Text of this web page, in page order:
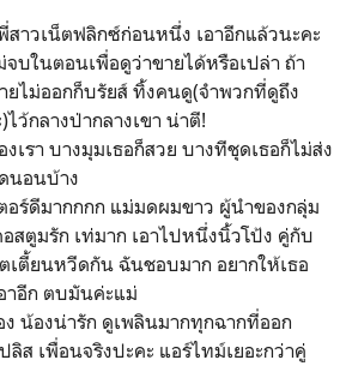
น็ตฟลิกซ์ก่อนหนึ่ง เอาอีกแล้วนะคะ
บในตอนเพื่อดูว่าขายได้หรือเปล่า ถ้า
ยไม่ออกก็บรัยส์ ทิ้งคนดู(จำพวกที่ดูถึง
ว้กลางป่ากลางเขา น่าตี!
า บางมุมเธอก็สวย บางทีชุดเธอก็ไม่ส่ง
นอนบ้าง
มากกกก แม่มดผมขาว ผู้นำของกลุ่ม
สตูมรัก เท่มาก เอาไปหนึ่งนิ้วโป้ง คู่กับ
เตี้ยนหวีดกัน ฉันชอบมาก อยากให้เธอ
าอีก ตบมันค่ะแม่
องน่ารัก ดูเพลินมากทุกฉากที่ออก
เพื่อนจริงปะคะ แอร์ไทม์เยอะกว่าคู่